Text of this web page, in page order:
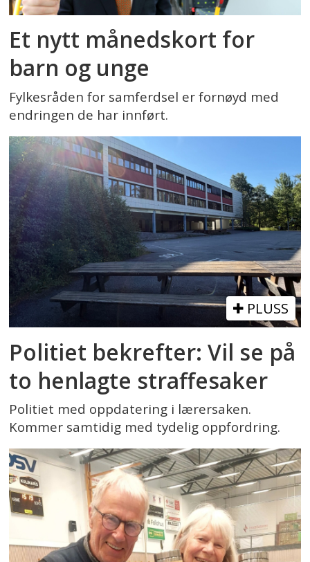
Et nytt månedskort for
barn og unge
Fylkesråden for samferdsel er fornøyd med
endringen de har innført.
PLUSS
Politiet bekrefter: Vil se på
to henlagte straffesaker
Politiet med oppdatering i lærersaken.
Kommer samtidig med tydelig oppfordring.